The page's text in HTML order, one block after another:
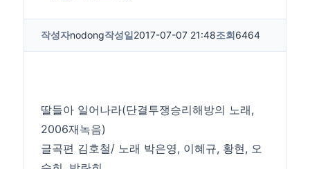
작성자nodong작성일2017-07-07 21:48조회6464
딸들아 일어나라(단결투쟁승리해방의 노래,
2006재녹음)
글곡편 김호철/ 노래 박은영, 이혜규, 황현, 오